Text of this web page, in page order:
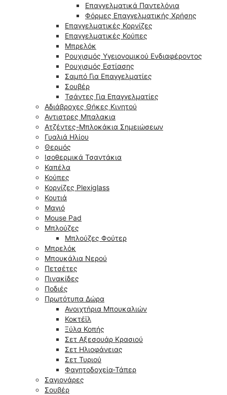
Επαγγελματικά Παντελόνια
Φόρμες Επαγγελματικής Χρήσης
Επαγγελματικές Κορνίζες
Επαγγελματικές Κούπες
Μπρελόκ
Ρουχισμός Υγειονομικού Ενδιαφέροντος
Ρουχισμός Εστίασης
Σαμπό Για Επαγγελματίες
Σουβέρ
Τσάντες Για Επαγγελματίες
Αδιάβροχες Θήκες Κινητού
Αντιστρες Μπαλακια
Ατζέντες-Μπλοκάκια Σημειώσεων
Γυαλιά Ηλίου
Θερμός
Ισοθερμικά Τσαντάκια
Καπέλα
Κούπες
Κορνίζες Plexiglass
Κουτιά
Μαγιό
Mouse Pad
Μπλούζες
Μπλούζες Φούτερ
Μπρελόκ
Μπουκάλια Νερού
Πετσέτες
Πινακίδες
Ποδιές
Πρωτότυπα Δώρα
Ανοιχτήρια Μπουκαλιών
Κοκτέϊλ
Ξύλα Κοπής
Σετ Αξεσουάρ Κρασιού
Σετ Ηλιοφάνειας
Σετ Τυριού
Φαγητοδοχεία-Τάπερ
Σαγιονάρες
Σουβέρ